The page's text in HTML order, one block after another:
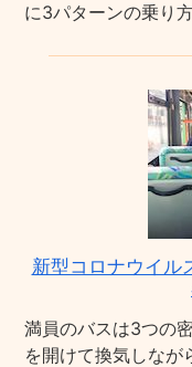
に3パターンの乗り
新型コロナウイル
満員のバスは3つの
を開けて換気しなが